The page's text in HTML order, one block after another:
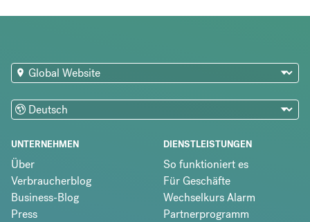
UNTERNEHMEN
Über
Verbraucherblog
Business-Blog
Press
DIENSTLEISTUNGEN
So funktioniert es
Für Geschäfte
Wechselkurs Alarm
Partnerprogramm